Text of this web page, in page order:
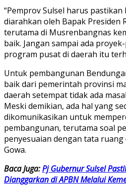
“Pemprov Sulsel harus pastikan
diarahkan oleh Bapak Presiden
terutama di Musrenbangnas
baik. Jangan sampai ada
program pusat di daerah itu
Untuk pembangunan
baik dari pemerintah provinsi
daerah setempat tidak ada
Meski demikian, ada hal yang
dikomunikasikan untuk
pembangunan, terutama soal
penyesuaian dengan tata
Gowa.
Baca Juga:Pj Gubernur Sulsel
Dianggarkan di APBN Melalui